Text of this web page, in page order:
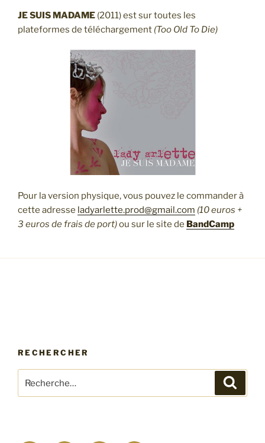
JE SUIS MADAME (2011) est sur toutes les
plateformes de téléchargement (Too Old To Die)
Pour la version physique, vous pouvez le commander à
cette adresse ladyarlette.prod@gmail.com (10 euros +
3 euros de frais de port)ou sur le site de BandCamp
RECHERCHER
pour